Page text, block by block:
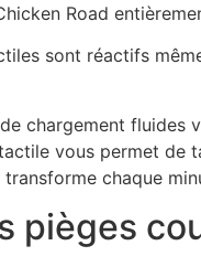
Road
sont réactifs
chargement fluides
vous permet de
chaque
pièges